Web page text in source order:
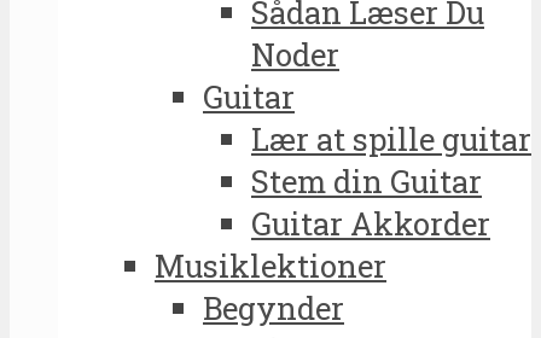
Sådan Læser Du
Noder
Guitar
Lær at spille guitar
Stem din Guitar
Guitar Akkorder
Musiklektioner
Begynder